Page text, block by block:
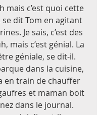
mais c’est quoi cette
dit Tom en agitant
Je sais, c’est des
mais c’est génial. La
géniale, se dit-il.
dans la cuisine,
en train de chauffer
et maman boit
dans le journal.